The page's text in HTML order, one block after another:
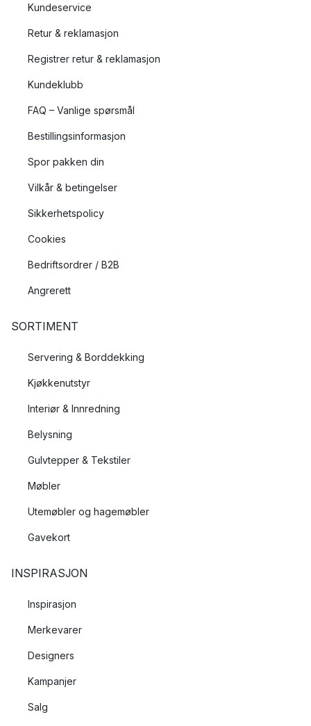
Kundeservice
Retur & reklamasjon
Registrer retur & reklamasjon
Kundeklubb
FAQ – Vanlige spørsmål
Bestillingsinformasjon
Spor pakken din
Vilkår & betingelser
Sikkerhetspolicy
Cookies
Bedriftsordrer / B2B
Angrerett
SORTIMENT
Servering & Borddekking
Kjøkkenutstyr
Interiør & Innredning
Belysning
Gulvtepper & Tekstiler
Møbler
Utemøbler og hagemøbler
Gavekort
INSPIRASJON
Inspirasjon
Merkevarer
Designers
Kampanjer
Salg